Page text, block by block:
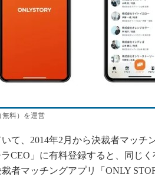
無料）を運営
て、2014年2月から決裁者マッチ
CEO」に有料登録すると、同じ
者マッチングアプリ「ONLY